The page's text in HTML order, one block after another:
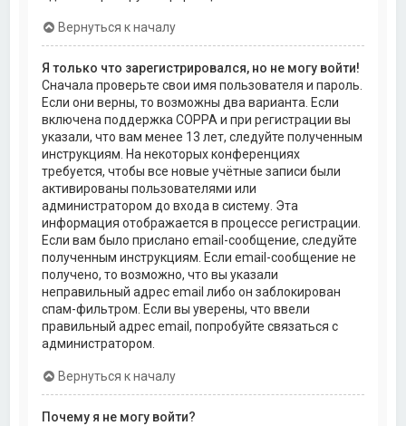
Вернуться к началу
Я только что зарегистрировался, но не могу войти!
Сначала проверьте свои имя пользователя и пароль.
Если они верны, то возможны два варианта. Если
включена поддержка COPPA и при регистрации вы
указали, что вам менее 13 лет, следуйте полученным
инструкциям. На некоторых конференциях
требуется, чтобы все новые учётные записи были
активированы пользователями или
администратором до входа в систему. Эта
информация отображается в процессе регистрации.
Если вам было прислано email-сообщение, следуйте
полученным инструкциям. Если email-сообщение не
получено, то возможно, что вы указали
неправильный адрес email либо он заблокирован
спам-фильтром. Если вы уверены, что ввели
правильный адрес email, попробуйте связаться с
администратором.
Вернуться к началу
Почему я не могу войти?